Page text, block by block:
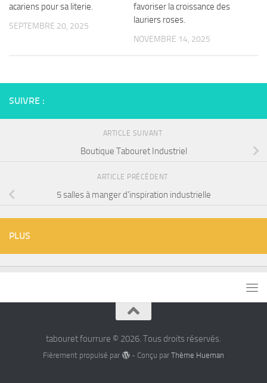
acariens pour sa literie.
SEPTEMBRE 20, 2025
favoriser la croissance des
lauriers roses.
NOVEMBRE 14, 2025
SUIVRE :
ARTICLE SUIVANT
Boutique Tabouret Industriel
ARTICLE PRÉCÉDENT
5 salles à manger d'inspiration industrielle
PLUS
tabouret fourrure © 2026. Tous droits réservés.
Fièrement propulsé par - Conçu par Thème Hueman